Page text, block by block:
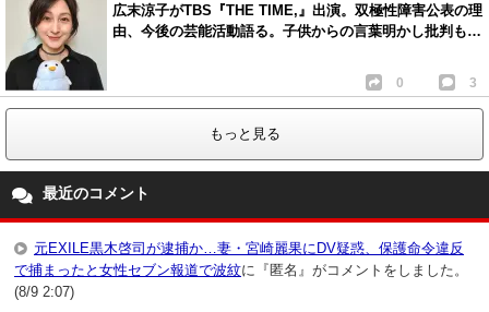
広末涼子がTBS『THE TIME,』出演。双極性障害公表の理
由、今後の芸能活動語る。子供からの言葉明かし批判も…
0 3
もっと見る
最近のコメント
元EXILE黒木啓司が逮捕か…妻・宮崎麗果にDV疑惑、保護命令違反
で捕まったと女性セブン報道で波紋に『匿名』がコメントをしました。
(8/9 2:07)